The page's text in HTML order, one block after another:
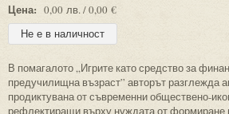
Цена: 0,00 лв. / 0,00 €
В помагалото „Игрите като средство за
предучилищна възраст” авторът разглежда
продиктувана от съвременни обществено-
рефлектиращи върху нуждата от формиране